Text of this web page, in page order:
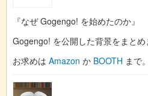
『なぜ Gogengo! を始めたのか』
Gogengo! を公開した背景をまとめ
お求めは Amazon か BOOTH まで。